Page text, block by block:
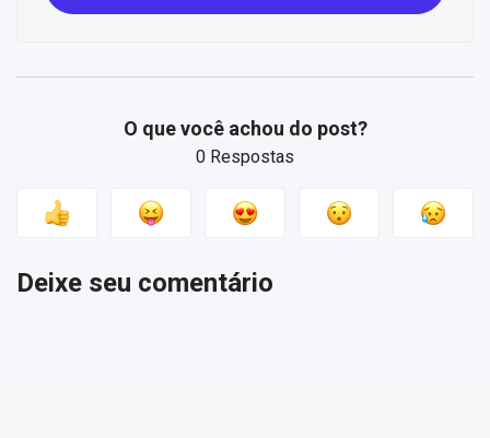
O que você achou do post?
0 Respostas
Deixe seu comentário